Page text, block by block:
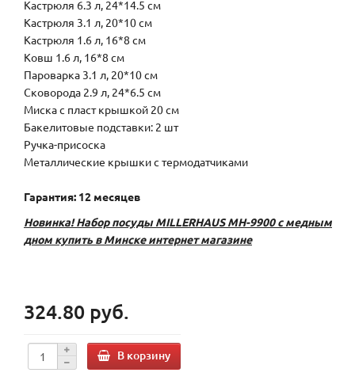
Кастрюля 6.3 л, 24*14.5 см
Кастрюля 3.1 л, 20*10 см
Кастрюля 1.6 л, 16*8 см
Ковш 1.6 л, 16*8 см
Пароварка 3.1 л, 20*10 см
Сковорода 2.9 л, 24*6.5 см
Миска с пласт крышкой 20 см
Бакелитовые подставки: 2 шт
Ручка-присоска
Металлические крышки с термодатчиками
Гарантия: 12 месяцев
Новинка! Набор посуды MILLERHAUS MH-9900 с медным
дном купить в Минске интернет магазине
324.80 руб.
В корзину